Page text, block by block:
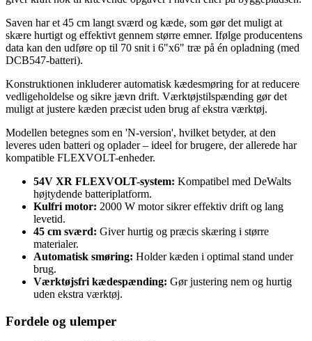
Saven har et 45 cm langt sværd og kæde, som gør det muligt at
skære hurtigt og effektivt gennem større emner. Ifølge producentens
data kan den udføre op til 70 snit i 6"x6" træ på én opladning (med
DCB547-batteri).
Konstruktionen inkluderer automatisk kædesmøring for at reducere
vedligeholdelse og sikre jævn drift. Værktøjstilspænding gør det
muligt at justere kæden præcist uden brug af ekstra værktøj.
Modellen betegnes som en 'N-version', hvilket betyder, at den
leveres uden batteri og oplader – ideel for brugere, der allerede har
kompatible FLEXVOLT-enheder.
54V XR FLEXVOLT-system: Kompatibel med DeWalts
højtydende batteriplatform.
Kulfri motor: 2000 W motor sikrer effektiv drift og lang
levetid.
45 cm sværd: Giver hurtig og præcis skæring i større
materialer.
Automatisk smøring: Holder kæden i optimal stand under
brug.
Værktøjsfri kædespænding: Gør justering nem og hurtig
uden ekstra værktøj.
Fordele og ulemper